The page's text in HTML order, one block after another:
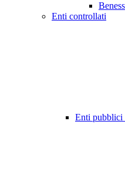
Enti controllati
Enti pubblici